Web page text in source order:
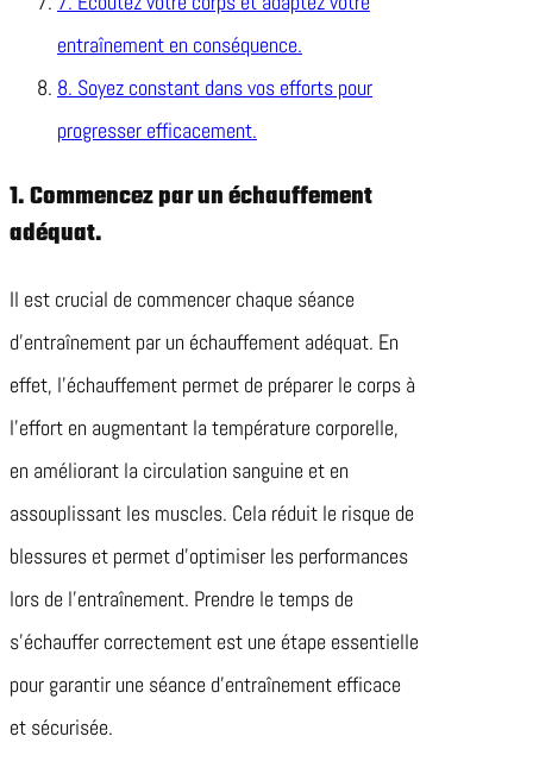
entraînement en conséquence.
8. Soyez constant dans vos efforts pour
progresser efficacement.
1. Commencez par un échauffement
adéquat.
Il est crucial de commencer chaque séance
d’entraînement par un échauffement adéquat. En
effet, l’échauffement permet de préparer le corps à
l’effort en augmentant la température corporelle,
en améliorant la circulation sanguine et en
assouplissant les muscles. Cela réduit le risque de
blessures et permet d’optimiser les performances
lors de l’entraînement. Prendre le temps de
s’échauffer correctement est une étape essentielle
pour garantir une séance d’entraînement efficace
et sécurisée.